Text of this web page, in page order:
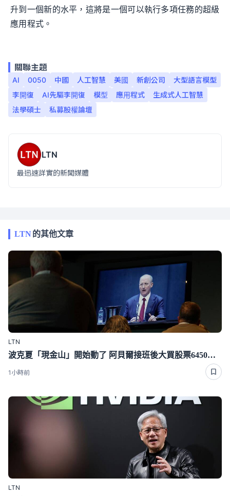
升到一個新的水平，這將是一個可以執行多項任務的超級
應用程式。
關聯主題
AI 0050 中國 人工智慧 美國 新創公司
大型語言模型
李開復
AI先驅李開復 模型 應用程式
生成式人工智慧
法學碩士
私募股權論壇
LTN
最迅速詳實的新聞媒體
LTN的其他文章
LTN
波克夏「現金山」開始動了 阿貝爾接班後大買股票6450億元
1小時前
LTN